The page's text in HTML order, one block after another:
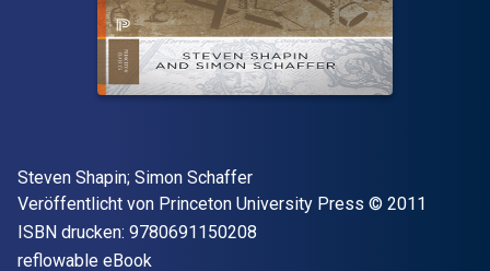
Autor(en)
Steven Shapin; Simon Schaffer
Verleger
Veröffentlicht von Princeton University Press Copyright
© 2011
ISBN drucken: 9780691150208
Format
reflowable eBook